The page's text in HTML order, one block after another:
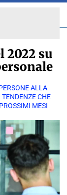
2022 su
ALLA
CHE
MESI